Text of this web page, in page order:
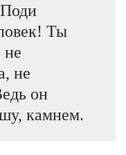
Ты
не
не
он
камнем.